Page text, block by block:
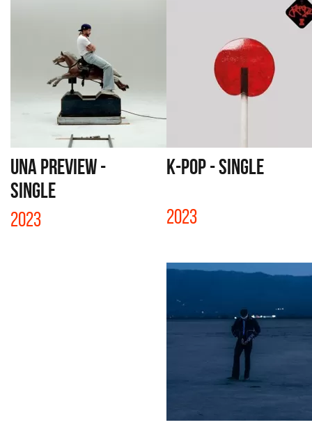
UNA PREVIEW -
SINGLE
2023
K-POP - SINGLE
2023